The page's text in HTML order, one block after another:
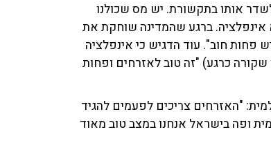
אותו בתקשורת. יש מס שכולנו
אינפלציה. ברגע שהמדינה שוחקת את
פחות חוב". עוד הדגיש כי אינפלציה
שקורה כרגע) "זה טוב לאזרחים ופחות
"האזרחים צריכים לפעמים להגיד
ופה בישראל אנחנו במצב טוב מאוד